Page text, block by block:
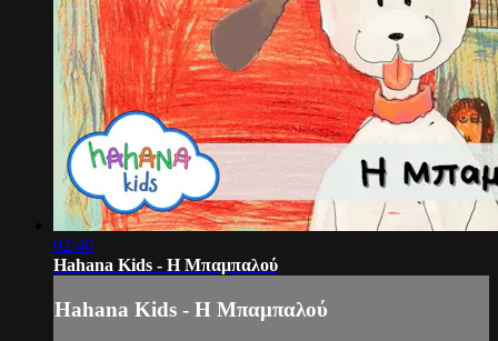
02:40
Hahana Kids - Η Μπαμπαλού
Hahana Kids - Η Μπαμπαλού